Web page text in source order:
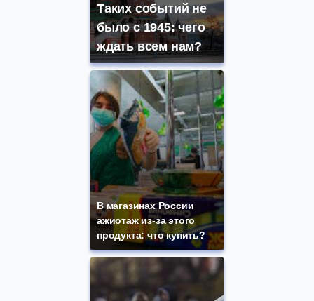
Таких событий не
было с 1945: чего
ждать всем нам?
В магазинах России
ажиотаж из-за этого
продукта: что купить?